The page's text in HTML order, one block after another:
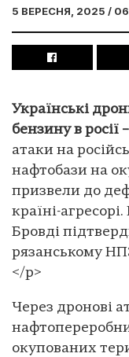
5 ВЕРЕСНЯ, 2025 /
Українські
бензину в росії
атаки на
нафтобази на
призвели до
країні-
Бровді
рязанському
</p>
Через дронові
окупованих